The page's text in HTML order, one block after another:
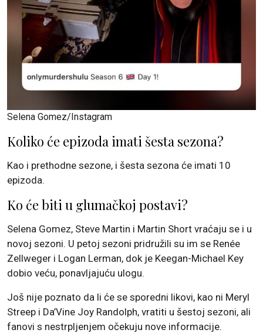
Selena Gomez/Instagram
Koliko će epizoda imati šesta sezona?
Kao i prethodne sezone, i šesta sezona će imati 10
epizoda.
Ko će biti u glumačkoj postavi?
Selena Gomez, Steve Martin i Martin Short vraćaju se i u
novoj sezoni. U petoj sezoni pridružili su im se Renée
Zellweger i Logan Lerman, dok je Keegan-Michael Key
dobio veću, ponavljajuću ulogu.
Još nije poznato da li će se sporedni likovi, kao ni Meryl
Streep i Da’Vine Joy Randolph, vratiti u šestoj sezoni, ali
fanovi s nestrpljenjem očekuju nove informacije.